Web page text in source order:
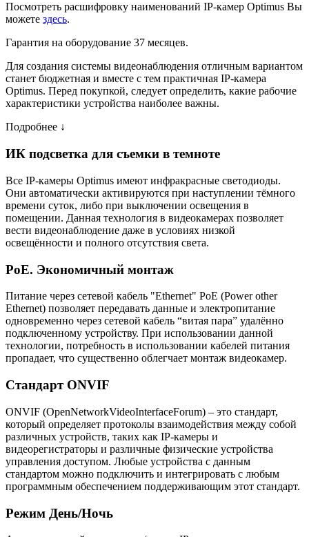
Посмотреть расшифровку наименований IP-камер Optimus Вы
можете здесь.
Гарантия на оборудование 37 месяцев.
Для создания системы видеонаблюдения отличным вариантом
станет бюджетная и вместе с тем практичная IP-камера
Optimus. Перед покупкой, следует определить, какие рабочие
характеристики устройства наиболее важны.
Подробнее ↓
ИК подсветка для съемки в темноте
Все IP-камеры Optimus имеют инфракрасные светодиоды.
Они автоматически активируются при наступлении тёмного
времени суток, либо при выключении освещения в
помещении. Данная технология в видеокамерах позволяет
вести видеонаблюдение даже в условиях низкой
освещённости и полного отсутствия света.
PoE. Экономичный монтаж
Питание через сетевой кабель "Ethernet" PoE (Power other
Ethernet) позволяет передавать данные и электропитание
одновременно через сетевой кабель “витая пара” удалённо
подключенному устройству. При использовании данной
технологии, потребность в использовании кабелей питания
пропадает, что существенно облегчает монтаж видеокамер.
Стандарт ONVIF
ONVIF (OpenNetworkVideoInterfaceForum) – это стандарт,
который определяет протоколы взаимодействия между собой
различных устройств, таких как IP-камеры и
видеорегистраторы и различные физические устройства
управления доступом. Любые устройства с данным
стандартом можно подключить и интегрировать с любым
программным обеспечением поддерживающим этот стандарт.
Режим День/Ночь